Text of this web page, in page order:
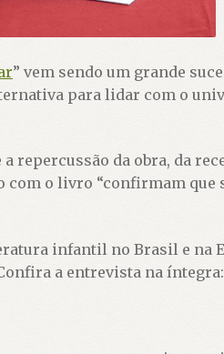
” vem sendo um grande
para lidar com o
repercussão da obra, da
com o livro “confirmam que
infantil no Brasil e na
a entrevista na íntegra: